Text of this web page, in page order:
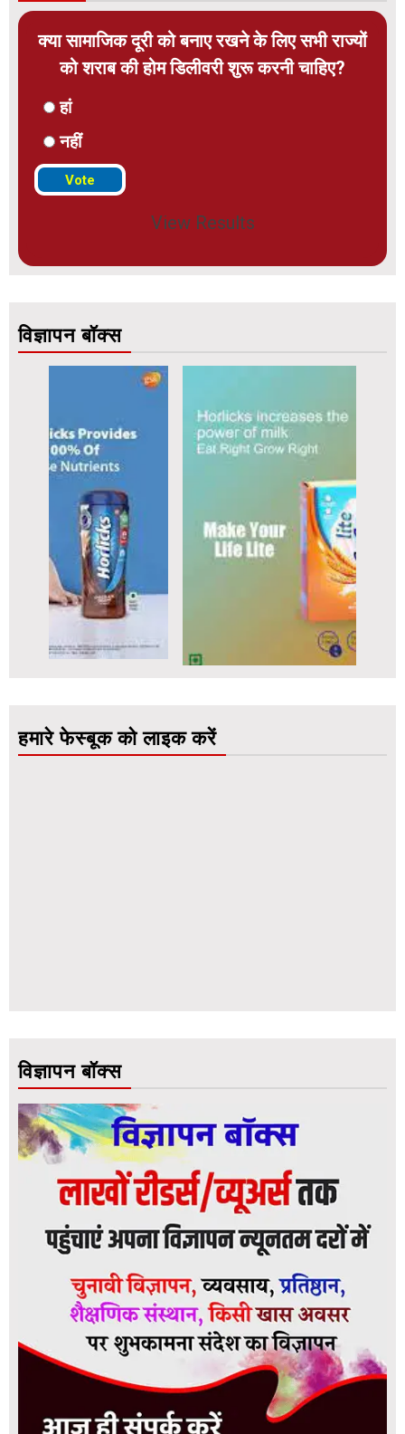
क्या सामाजिक दूरी को बनाए रखने के लिए सभी राज्यों
को शराब की होम डिलीवरी शुरू करनी चाहिए?
हां
नहीं
View Results
विज्ञापन बॉक्स
हमारे फेस्बूक को लाइक करें
विज्ञापन बॉक्स